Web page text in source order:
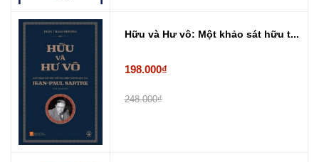
Hữu và Hư vô: Một khảo sát hữu t...
198.000₫
248.000₫